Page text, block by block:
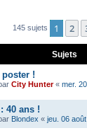
145 sujets 1 2
Sujets
!
City Hunter« mer.
40 ans !
Blondex « jeu. 06